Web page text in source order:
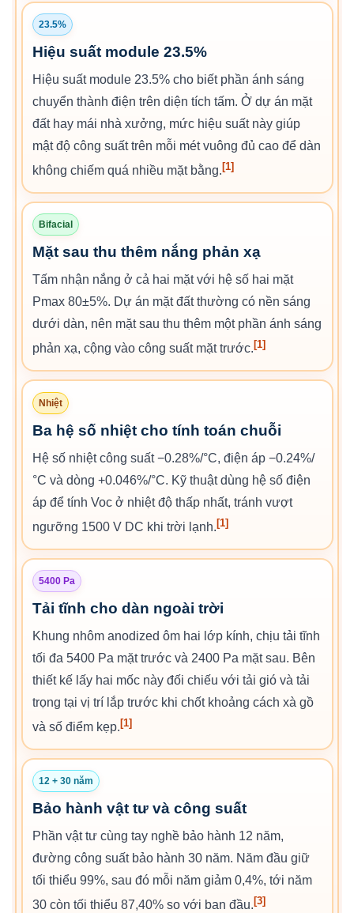
23.5%
Hiệu suất module 23.5%
Hiệu suất module 23.5% cho biết phần ánh sáng
chuyển thành điện trên diện tích tấm. Ở dự án mặt
đất hay mái nhà xưởng, mức hiệu suất này giúp
mật độ công suất trên mỗi mét vuông đủ cao để dàn
không chiếm quá nhiều mặt bằng. [1]
Bifacial
Mặt sau thu thêm nắng phản xạ
Tấm nhận nắng ở cả hai mặt với hệ số hai mặt
Pmax 80±5%. Dự án mặt đất thường có nền sáng
dưới dàn, nên mặt sau thu thêm một phần ánh sáng
phản xạ, cộng vào công suất mặt trước. [1]
Nhiệt
Ba hệ số nhiệt cho tính toán chuỗi
Hệ số nhiệt công suất −0.28%/°C, điện áp −0.24%/
°C và dòng +0.046%/°C. Kỹ thuật dùng hệ số điện
áp để tính Voc ở nhiệt độ thấp nhất, tránh vượt
ngưỡng 1500 V DC khi trời lạnh. [1]
5400 Pa
Tải tĩnh cho dàn ngoài trời
Khung nhôm anodized ôm hai lớp kính, chịu tải tĩnh
tối đa 5400 Pa mặt trước và 2400 Pa mặt sau. Bên
thiết kế lấy hai mốc này đối chiếu với tải gió và tải
trọng tại vị trí lắp trước khi chốt khoảng cách xà gồ
và số điểm kẹp. [1]
12 + 30 năm
Bảo hành vật tư và công suất
Phần vật tư cùng tay nghề bảo hành 12 năm,
đường công suất bảo hành 30 năm. Năm đầu giữ
tối thiểu 99%, sau đó mỗi năm giảm 0,4%, tới năm
30 còn tối thiểu 87,40% so với ban đầu. [3]